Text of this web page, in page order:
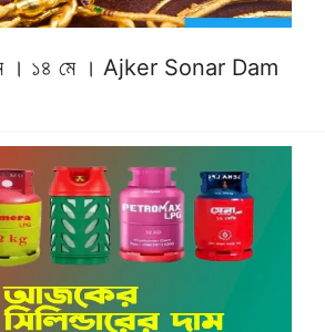
। ১৪ মে । Ajker Sonar Dam